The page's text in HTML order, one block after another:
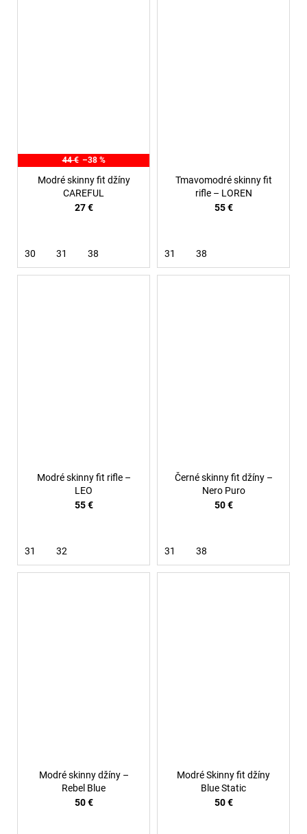
44 € –38 %
Modré skinny fit džíny
CAREFUL
27 €
30 31 38
Tmavomodré skinny fit
rifle – LOREN
55 €
31 38
Modré skinny fit rifle –
LEO
55 €
31 32
Černé skinny fit džíny –
Nero Puro
50 €
31 38
Modré skinny džíny –
Rebel Blue
50 €
Modré Skinny fit džíny
Blue Static
50 €